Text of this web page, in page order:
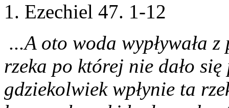
1. Ezechiel 47. 1-12
...A oto woda wypływała
rzeka po której nie dało
gdziekolwiek wpłynie ta